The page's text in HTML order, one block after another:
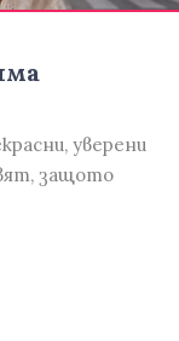
уверени
защото